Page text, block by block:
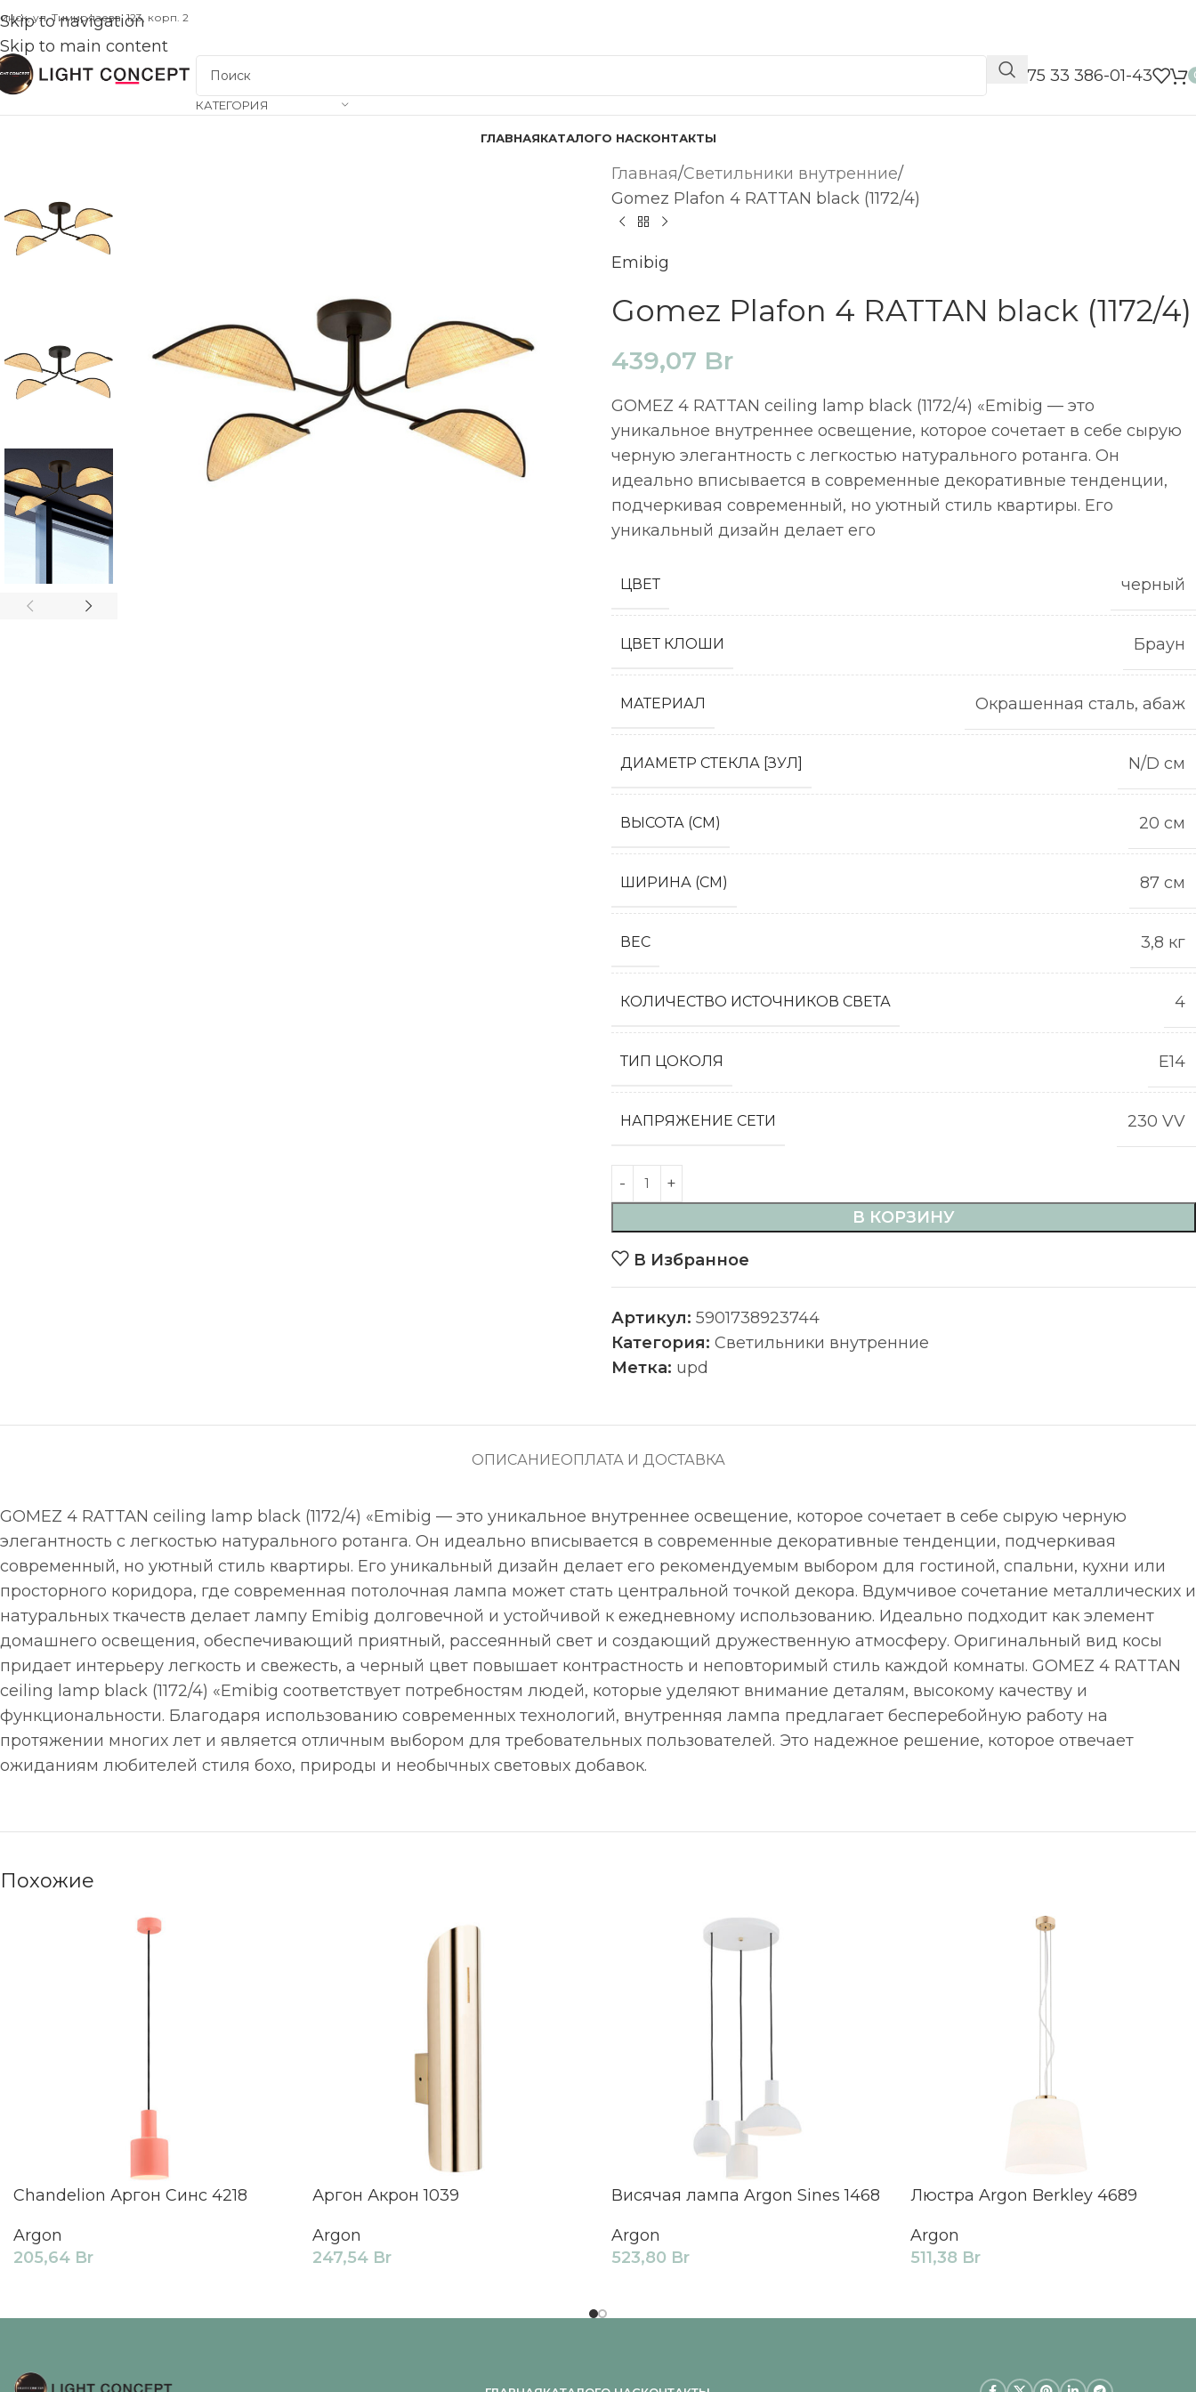
Skip to navigation
Skip to main content
ул. Тимирязева, 123, корп. 2
КАТЕГОРИЯ
📞 +375 33 386-01-43
ГЛАВНАЯКАТАЛОГО НАСКОНТАКТЫ
Главная Светильники внутренние
Gomez Plafon 4 RATTAN black (1172/4)
Emibig
Gomez Plafon 4 RATTAN black (1172/4)
439,07 Br
GOMEZ 4 RATTAN ceiling lamp black (1172/4) «Emibig — это
уникальное внутреннее освещение, которое сочетает в себе сырую
черную элегантность с легкостью натурального ротанга. Он
идеально вписывается в современные декоративные тенденции,
подчеркивая современный, но уютный стиль квартиры. Его
уникальный дизайн делает его
ЦВЕТ черный
ЦВЕТ КЛОШИ Браун
МАТЕРИАЛ Окрашенная сталь, абаж
ДИАМЕТР СТЕКЛА [ЗУЛ] N/D см
ВЫСОТА (СМ) 20 см
ШИРИНА (СМ) 87 см
ВЕС 3,8 кг
КОЛИЧЕСТВО ИСТОЧНИКОВ СВЕТА 4
ТИП ЦОКОЛЯ Е14
НАПРЯЖЕНИЕ СЕТИ 230 VV
В КОРЗИНУ
В Избранное
Артикул: 5901738923744
Категория: Светильники внутренние
Метка: upd
ОПИСАНИЕОПЛАТА И ДОСТАВКА
GOMEZ 4 RATTAN ceiling lamp black (1172/4) «Emibig — это уникальное внутреннее освещение, которое сочетает в себе сырую черную
элегантность с легкостью натурального ротанга. Он идеально вписывается в современные декоративные тенденции, подчеркивая
современный, но уютный стиль квартиры. Его уникальный дизайн делает его рекомендуемым выбором для гостиной, спальни, кухни или
просторного коридора, где современная потолочная лампа может стать центральной точкой декора. Вдумчивое сочетание металлических и
натуральных ткачеств делает лампу Emibig долговечной и устойчивой к ежедневному использованию. Идеально подходит как элемент
домашнего освещения, обеспечивающий приятный, рассеянный свет и создающий дружественную атмосферу. Оригинальный вид косы
придает интерьеру легкость и свежесть, а черный цвет повышает контрастность и неповторимый стиль каждой комнаты. GOMEZ 4 RATTAN
ceiling lamp black (1172/4) «Emibig соответствует потребностям людей, которые уделяют внимание деталям, высокому качеству и
функциональности. Благодаря использованию современных технологий, внутренняя лампа предлагает бесперебойную работу на
протяжении многих лет и является отличным выбором для требовательных пользователей. Это надежное решение, которое отвечает
ожиданиям любителей стиля бохо, природы и необычных световых добавок.
Похожие
Chandelion Аргон Синс 4218
Argon
205,64 Br
Аргон Акрон 1039
Argon
247,54 Br
Висячая лампа Argon Sines 1468
Argon
523,80 Br
Люстра Argon Berkley 4689
Argon
511,38 Br